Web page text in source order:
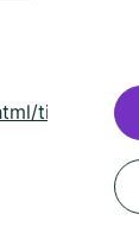
tierce-